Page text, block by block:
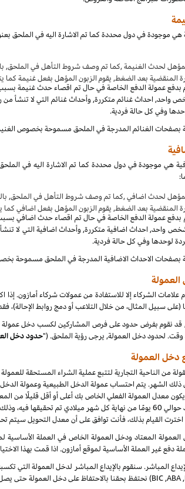
هي موجودة في دول محددة كما تم الاشارة اليه في الملحق
لحدث الغنيمة ,كما تم وصف شروط التأهل في
المنقضية بعد الضغط, يقوم الزبون المؤهل بفعل غنيمة
بدفع عمولة الدفع الخاصة في حال تم اقصاء حدث غنيمة
واحد, احداث غنائم متكررة, وأحداث غنائم التي لا تنشأ
وفي كل حالة فردية.
بصفحات الغنائم المدرجة في الملحق مسموحة بخصوص
هي موجودة في دول محددة كما تم الاشارة اليه في
لحدث اضافي ,كما تم وصف شروط التأهل في الملحق,
المنقضية بعد الضغط, يقوم الزبون المؤهل بفعل اضافي
بدفع عمولة الدفع الخاصة في حال تم اقصاء حدث اضافي
واحد, احداث اضافية متكررة, وأحداث اضافية التي لا
لوحدها وفي كل حالة فردية.
بصفحات الاحداث الاضافية المدرجة في الملحق مسموحة
الشركاء إلا للاستفادة من عمولات شركاء أمازون.
(على سبيل المثال، من خلال التلاعب أو دمج روابط
نقوم بفرض حدود على فرص المشاركين لكسب دخل عمولة
لحدود دخل العمولة, يرجى رؤية الملحق. ("حدود دخل
دخل العمولة
من الناحية التجارية لتتبع عملية الشراء المستحقة
ذلك الشهر. يتم احتساب عمولة الدخل الطبيعية وعمولة
معدل العمولة الفعلي الخاص بك أعلى أو أقل قليلًا من
لموقع أمازون بعد حوالي 60 يومًا من نهاية كل شهر ميلادي
اخترت القيام بذلك، فأنت توافق على أن معدل التحويل سيتم
دفع غير العملة الأساسية لموقع أمازون. اذا قمت بهذا
المباشر. سنقوم بالإيداع المباشر لدخل العمولة
,
ABA
,
BIC) نحتفظ بحقنا بالاحتفاظ على دخل العمولة حتى